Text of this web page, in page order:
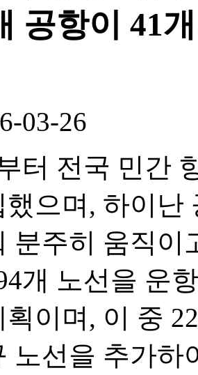
공항이 41
03-26
터 전국 민간
으며, 하이난
분주히 움직이
개 노선을 운
이며, 이 중
노선을 추가하